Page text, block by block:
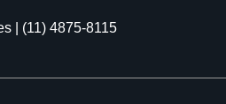
| (11) 4875-8115